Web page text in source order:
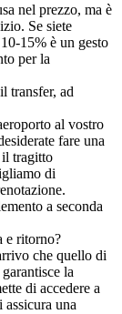
nel prezzo, ma è
Se siete
15% è un gesto
per la
transfer, ad
al vostro
fare una
il tragitto
di
a seconda
e ritorno?
che quello di
la
di accedere a
una